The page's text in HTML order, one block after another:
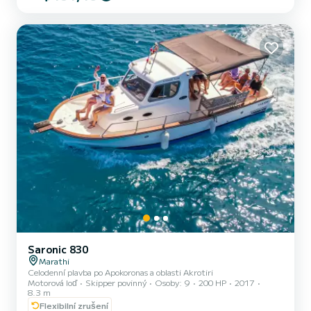
restauraci, kde vám rybu uvaří. Můžete si vybrat rybářský výlet,
Saronic 830
Marathi
Celodenní plavba po Apokoronas a oblasti Akrotiri
Motorová loď
Skipper povinný Osoby: 9 200 HP
2017
8.3 m
Flexibilní zrušení